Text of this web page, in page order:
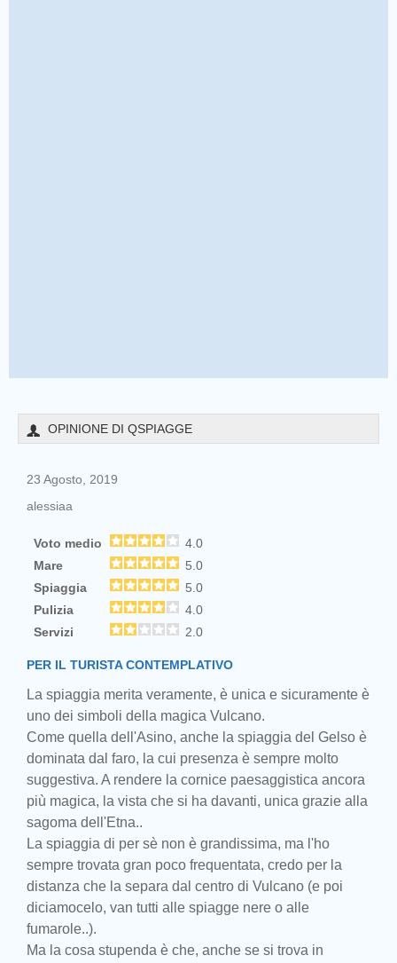
OPINIONE DI QSPIAGGE
23 Agosto, 2019
alessiaa
Voto medio
4.0
Mare
5.0
Spiaggia
5.0
Pulizia
4.0
Servizi
2.0
PER IL TURISTA CONTEMPLATIVO
La spiaggia merita veramente, è unica e sicuramente è
uno dei simboli della magica Vulcano.
Come quella dell'Asino, anche la spiaggia del Gelso è
dominata dal faro, la cui presenza è sempre molto
suggestiva. A rendere la cornice paesaggistica ancora
più magica, la vista che si ha davanti, unica grazie alla
sagoma dell'Etna..
La spiaggia di per sè non è grandissima, ma l'ho
sempre trovata gran poco frequentata, credo per la
distanza che la separa dal centro di Vulcano (e poi
diciamocelo, van tutti alle spiagge nere o alle
fumarole..).
Ma la cosa stupenda è che, anche se si trova in